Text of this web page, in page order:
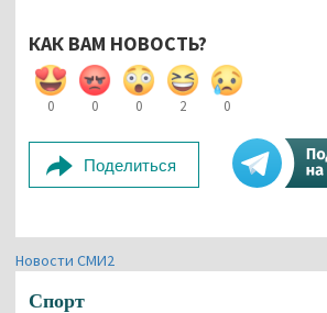
КАК ВАМ НОВОСТЬ?
0 0 0 2 0
Поделиться
Новости СМИ2
Спорт